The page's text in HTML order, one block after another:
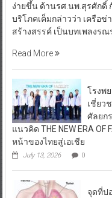
ง่ายขึ้น ด้านรศ.นพ.สุรศักดิ์
บริโภคเค็มกล่าวว่า เครือ
สร้างสรรค์ เป็นบทเพลงรณ
Read More
โรงพ
เชี่ยว
ศัลยก
แนวคิด THE NEW ERA
หน้าของไทยสู่เอเชีย
July 13, 2026 0
จุดที่ป